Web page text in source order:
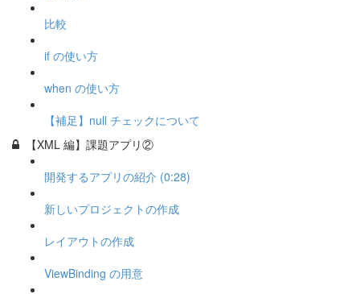
比較
if の使い方
when の使い方
【補足】null チェックについて
【XML 編】課題アプリ②
開発するアプリの紹介 (0:28)
新しいプロジェクトの作成
レイアウトの作成
ViewBinding の用意